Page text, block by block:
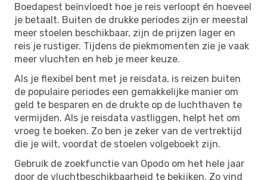
Boedapest beïnvloedt hoe je reis verloopt én hoeveel
je betaalt. Buiten de drukke periodes zijn er meestal
meer stoelen beschikbaar, zijn de prijzen lager en
reis je rustiger. Tijdens de piekmomenten zie je vaak
meer vluchten en heb je meer keuze.
Als je flexibel bent met je reisdata, is reizen buiten
de populaire periodes een gemakkelijke manier om
geld te besparen en de drukte op de luchthaven te
vermijden. Als je reisdata vastliggen, helpt het om
vroeg te boeken. Zo ben je zeker van de vertrektijd
die je wilt, voordat de stoelen volgeboekt zijn.
Gebruik de zoekfunctie van Opodo om het hele jaar
door de vluchtbeschikbaarheid te bekijken. Zo vind